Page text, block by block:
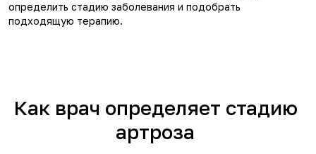
определить стадию заболевания и подобрать
подходящую терапию.
Как врач определяет стадию
артроза